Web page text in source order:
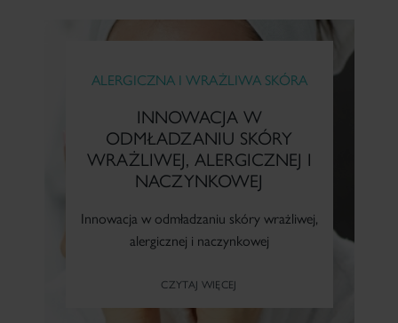
Dermopielęgnacja skóry głowy
Skóry głowy i włosów
Naczynkowej
Suchej i atopowej (z AZS)
Z przebarwieniami
Z trądzikiem różowatym
ALERGICZNA I WRAŻLIWA SKÓRA
INNOWACJA W
ODMŁADZANIU SKÓRY
WRAŻLIWEJ, ALERGICZNEJ I
NACZYNKOWEJ
Innowacja w odmładzaniu skóry wrażliwej,
alergicznej i naczynkowej
CZYTAJ WIĘCEJ